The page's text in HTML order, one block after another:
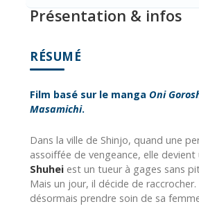
Présentation & infos
RÉSUMÉ
Film basé sur le manga Oni
Masamichi.
Dans la ville de Shinjo, quand une
assoiffée de vengeance, elle devient
Shuhei est un tueur à gages sans
Mais un jour, il décide de
désormais prendre soin de sa